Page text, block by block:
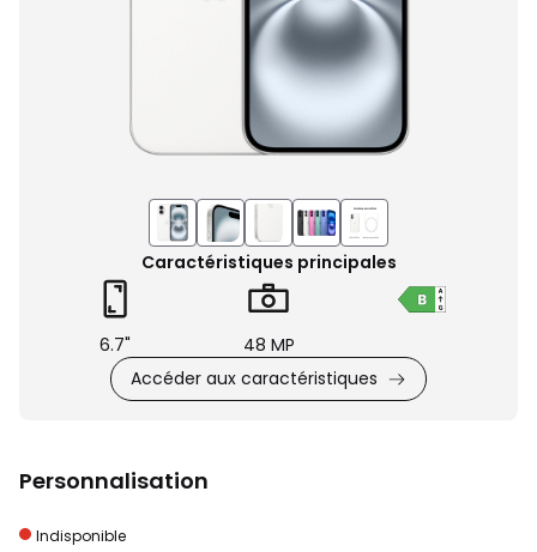
Caractéristiques principales
6.7"
48 MP
Accéder aux caractéristiques
Personnalisation
Indisponible